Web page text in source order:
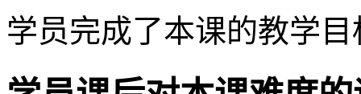
学员完成了本课的教学目